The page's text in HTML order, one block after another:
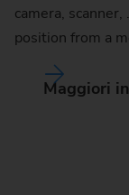
camera,
position from a
Maggiori